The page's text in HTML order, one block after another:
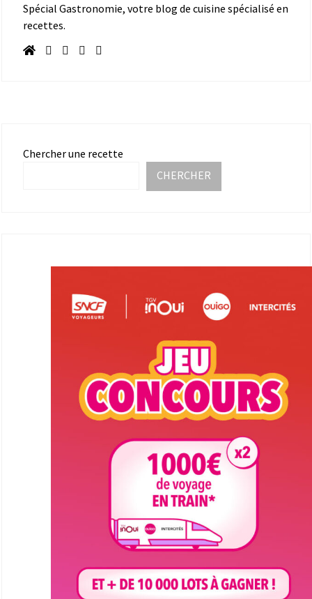
Spécial Gastronomie, votre blog de cuisine spécialisé en
recettes.
Chercher une recette
CHERCHER